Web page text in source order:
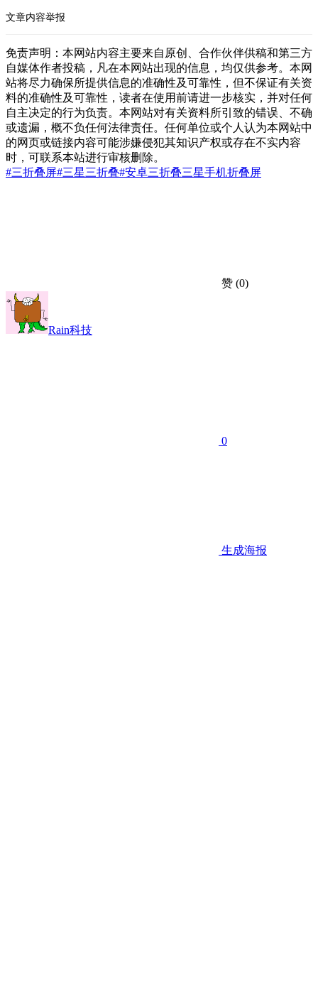
文章内容举报
免责声明：本网站内容主要来自原创、合作伙伴供稿和第三方
自媒体作者投稿，凡在本网站出现的信息，均仅供参考。本网
站将尽力确保所提供信息的准确性及可靠性，但不保证有关资
料的准确性及可靠性，读者在使用前请进一步核实，并对任何
自主决定的行为负责。本网站对有关资料所引致的错误、不确
或遗漏，概不负任何法律责任。任何单位或个人认为本网站中
的网页或链接内容可能涉嫌侵犯其知识产权或存在不实内容
时，可联系本站进行审核删除。
#三折叠屏#三星三折叠#安卓三折叠三星手机折叠屏
赞 (0)
Rain科技
0
生成海报